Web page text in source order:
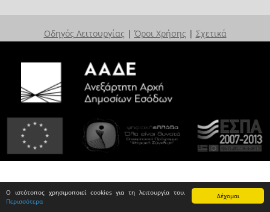
Δέχομαι
Ο ιστότοπος χρησιμοποιεί cookies για τη λειτουργία του.
Περισσότερα
Οδηγός Λειτουργίας | Όροι Χρήσης | Σχετικά